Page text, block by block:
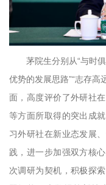
茅院生分别从“与时
优势的发展思路”“志存高
面，高度评价了外研社
等方面所取得的突出成
习外研社在新业态发展
践，进一步加强双方核
次调研为契机，积极探